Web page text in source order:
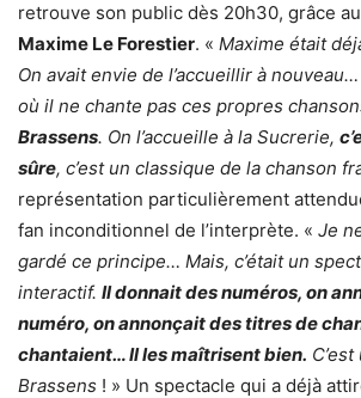
retrouve son public dès 20h30, grâce
Maxime Le Forestier. « Maxime était
On avait envie de l’accueillir à
où il ne chante pas ces propres
Brassens. On l’accueille à la Sucrerie,
sûre, c’est un classique de la chanson
représentation particulièrement
fan inconditionnel de l’interprète. « Je
gardé ce principe… Mais, c’était un
interactif. Il donnait des numéros, on
numéro, on annonçait des titres de
chantaient… Il les maîtrisent bien.
Brassens ! » Un spectacle qui a déjà